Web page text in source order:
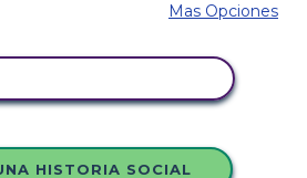
Mas Opciones
HISTORIA SOCIAL